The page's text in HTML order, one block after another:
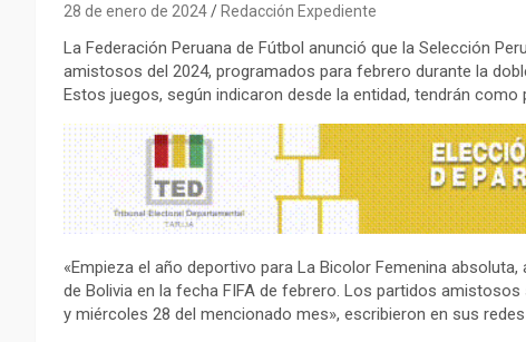
28 de enero de 2024 Redacción Expediente
La Federación Peruana de Fútbol anunció que la Selección
amistosos del 2024, programados para febrero durante la
Estos juegos, según indicaron desde la entidad, tendrán
«Empieza el año deportivo para La Bicolor Femenina
de Bolivia en la fecha FIFA de febrero. Los partidos
y miércoles 28 del mencionado mes», escribieron en sus